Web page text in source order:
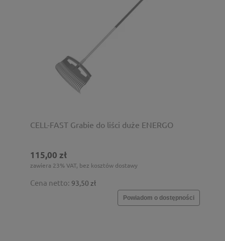
CELL-FAST Grabie do liści duże ENERGO
115,00 zł
zawiera 23% VAT, bez kosztów dostawy
Cena netto: 93,50 zł
Powiadom o dostępności